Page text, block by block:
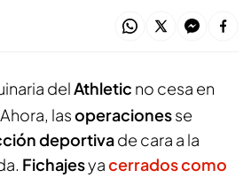
delAthletic no cesa en
lasoperacionesse
deportivade cara a la
Fichajesyacerrados como